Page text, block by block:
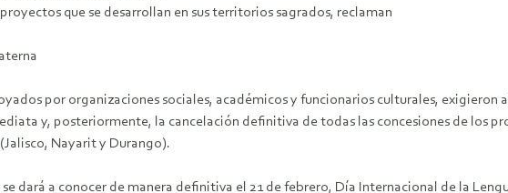
que se desarrollan en sus territorios sagrados, reclaman
por organizaciones sociales, académicos y funcionarios culturales, exigieron
y, posteriormente, la cancelación definitiva de todas las concesiones de los
Nayarit y Durango).
dará a conocer de manera definitiva el 21 de febrero, Día Internacional de la